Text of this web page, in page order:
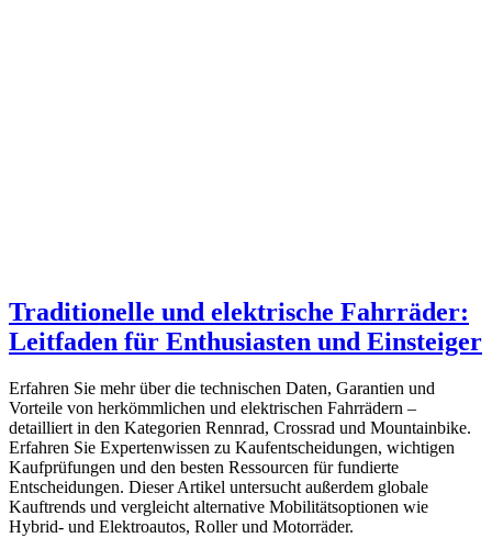
Traditionelle und elektrische Fahrräder:
Leitfaden für Enthusiasten und Einsteiger
Erfahren Sie mehr über die technischen Daten, Garantien und
Vorteile von herkömmlichen und elektrischen Fahrrädern –
detailliert in den Kategorien Rennrad, Crossrad und Mountainbike.
Erfahren Sie Expertenwissen zu Kaufentscheidungen, wichtigen
Kaufprüfungen und den besten Ressourcen für fundierte
Entscheidungen. Dieser Artikel untersucht außerdem globale
Kauftrends und vergleicht alternative Mobilitätsoptionen wie
Hybrid- und Elektroautos, Roller und Motorräder.